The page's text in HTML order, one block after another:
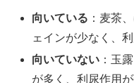
向いている ：麦茶
ェインが少なく、
向いていない ：玉
が多く、利尿作用が